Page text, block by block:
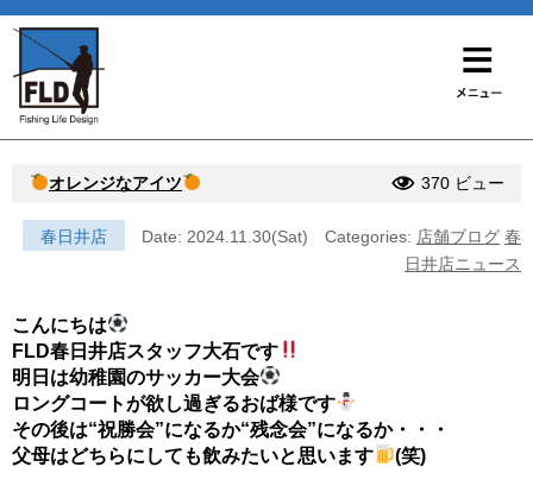
オレンジなアイツ 370 ビュー
春日井店 Date: 2024.11.30(Sat) Categories: 店舗ブログ 春
日井店ニュース
こんにちは
FLD春日井店スタッフ大石です
明日は幼稚園のサッカー大会
ロングコートが欲し過ぎるおば様です
その後は“祝勝会”になるか“残念会”になるか・・・
父母はどちらにしても飲みたいと思います
(笑)